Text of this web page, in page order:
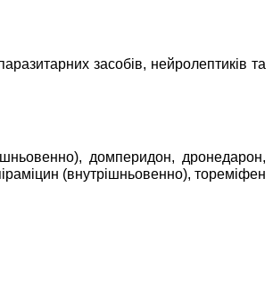
засобів, нейролептиків та
домперидон, дронедарон,
(внутрішньовенно), тореміфен